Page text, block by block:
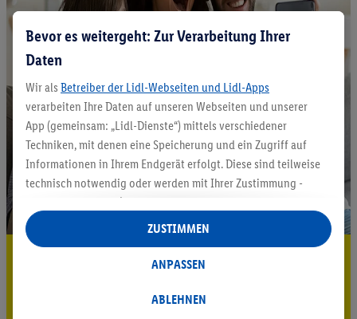
5.95 € Versand sparen³²ᵃ
Bevor es weitergeht: Zur Verarbeitung Ihrer
Daten
Wir als Betreiber der Lidl-Webseiten und Lidl-Apps
verarbeiten Ihre Daten auf unseren Webseiten und unserer
App (gemeinsam: „Lidl-Dienste“) mittels verschiedener
Techniken, mit denen eine Speicherung und ein Zugriff auf
Informationen in Ihrem Endgerät erfolgt. Diese sind teilweise
technisch notwendig oder werden mit Ihrer Zustimmung -
auch durch Partner (u.a.
Verantwortliche; im Zusammenhang mit dem IAB TCF
insgesamt
Statistik-Erstellung oder für personalisierte Werbung
Datenverarbeitungen für personalisierte Werbung werden
ABLEHNEN
ANPASSEN
ZUSTIMMEN